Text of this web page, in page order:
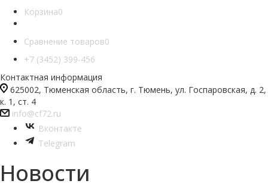
Корзина0
Сравнение товаров0
+7 (3452) 399-456
Контактная информация
625002, Тюменская область, г. Тюмень, ул. Госпаровская, д. 2,
к. 1, ст. 4
info@cf72.ru
Вконтакте
Telegram
Новости